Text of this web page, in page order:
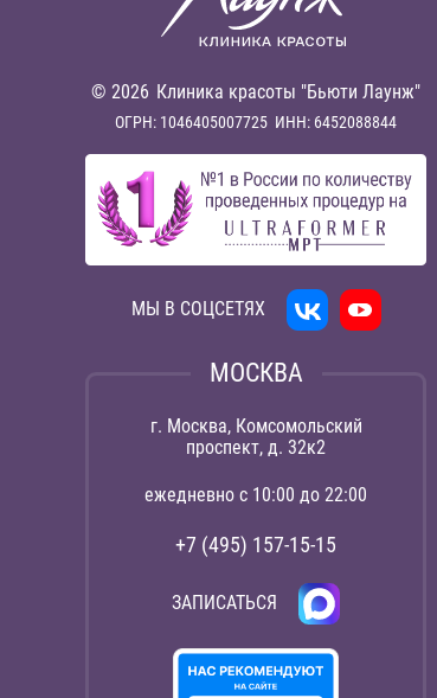
© 2026 Клиника красоты "Бьюти Лаунж"
ОГРН: 1046405007725 ИНН: 6452088844
МЫ В СОЦСЕТЯХ
МОСКВА
г. Москва, Комсомольский
проспект, д. 32к2
ежедневно с 10:00 до 22:00
+7 (495) 157-15-15
ЗАПИСАТЬСЯ